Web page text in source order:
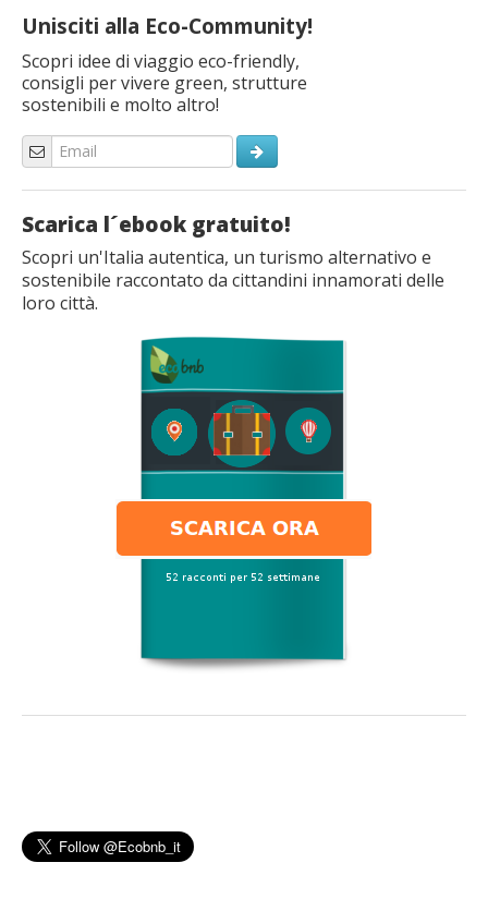
Unisciti alla Eco-Community!
Scopri idee di viaggio eco-friendly,
consigli per vivere green, strutture
sostenibili e molto altro!
Scarica l´ebook gratuito!
Scopri un'Italia autentica, un turismo alternativo e
sostenibile raccontato da cittandini innamorati delle
loro città.